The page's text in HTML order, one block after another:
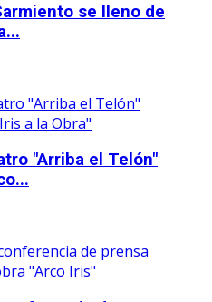
se lleno de
"Arriba el Telón"